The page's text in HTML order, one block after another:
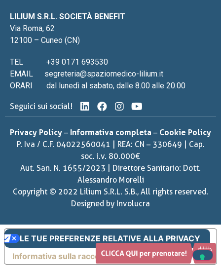
LILIUM S.R.L. SOCIETÀ BENEFIT
Via Roma, 62
12100 – Cuneo (CN)
TEL
+39 0171 693530
EMAIL
segreteria@spaziomedico-lilium.it
ORARI
dal lunedì al sabato, dalle 8.00 alle 20.00
Seguici sui social!
Privacy Policy – Informativa completa – Cookie Policy
P. Iva / C.F. 04022560041 | REA: CN – 330649 | Cap.
soc. i.v. 80.000€
Aut. San. N. 1655/2023 | Direttore Sanitario: Dott.
Alessandro Morelli
Copyright © 2022 Lilium S.R.L. S.B., All rights reserved.
Designed by Involucra
Informativa sulla raccolta
LE TUE PREFERENZE RELATIVE ALLA PRIVACY